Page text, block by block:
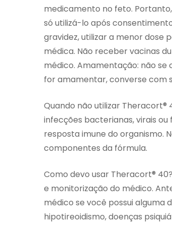
medicamento no feto.
só utilizá-lo após
gravidez, utilizar a menor dose
médica. Não receber vacinas
médico. Amamentação: não
for amamentar, converse com
Quando não utilizar
infecções bacterianas, virais
resposta imune do organismo.
componentes da fórmula.
Como devo usar Theracort®
e monitorização do médico.
médico se você possui alguma
hipotireoidismo, doenças